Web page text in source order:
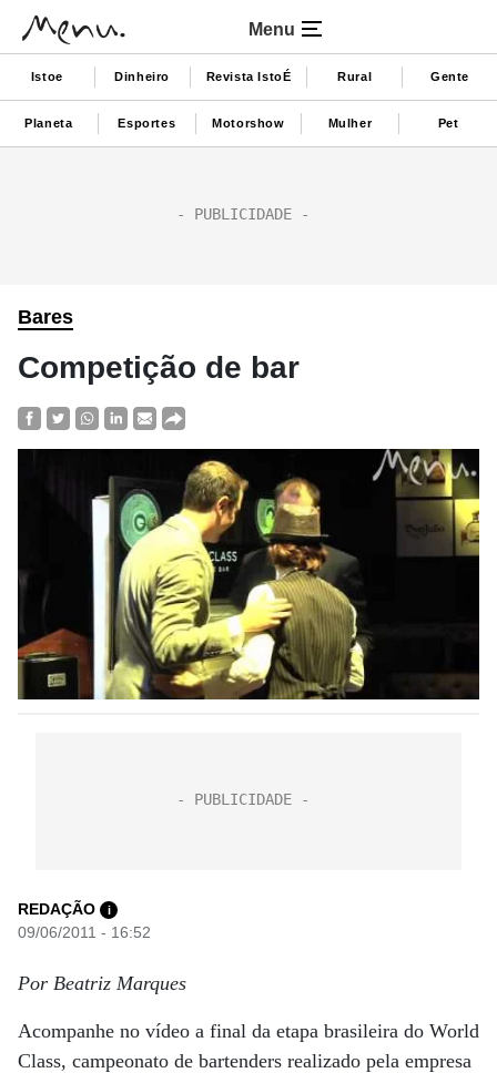
Menu
Istoe Dinheiro Revista IstoÉ Rural Gente
Planeta Esportes Motorshow Mulher Pet
Bares
Competição de bar
REDAÇÃO i
09/06/2011 - 16:52
Por Beatriz Marques
Acompanhe no vídeo a final da etapa brasileira do World
Class, campeonato de bartenders realizado pela empresa